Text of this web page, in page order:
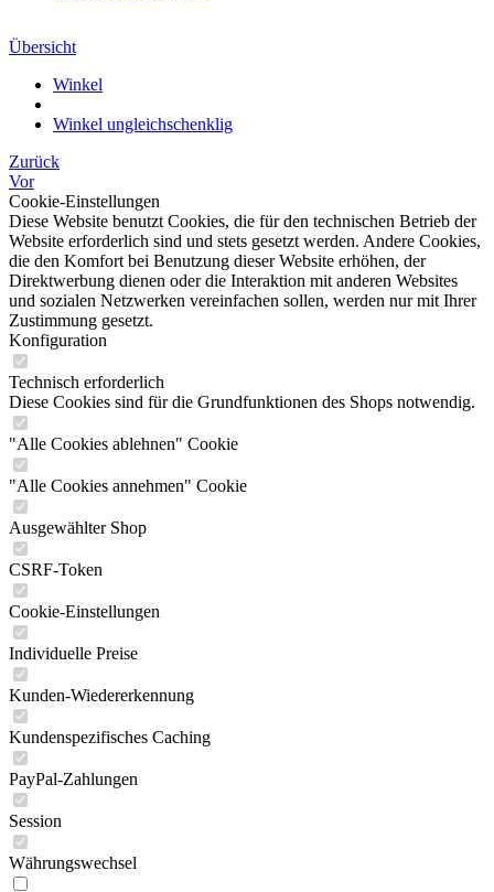
Übersicht
Winkel
Winkel ungleichschenklig
Zurück
Vor
Cookie-Einstellungen
Diese Website benutzt Cookies, die für den technischen Betrieb der
Website erforderlich sind und stets gesetzt werden. Andere Cookies,
die den Komfort bei Benutzung dieser Website erhöhen, der
Direktwerbung dienen oder die Interaktion mit anderen Websites
und sozialen Netzwerken vereinfachen sollen, werden nur mit Ihrer
Zustimmung gesetzt.
Konfiguration
Technisch erforderlich
Diese Cookies sind für die Grundfunktionen des Shops notwendig.
"Alle Cookies ablehnen" Cookie
"Alle Cookies annehmen" Cookie
Ausgewählter Shop
CSRF-Token
Cookie-Einstellungen
Individuelle Preise
Kunden-Wiedererkennung
Kundenspezifisches Caching
PayPal-Zahlungen
Session
Währungswechsel